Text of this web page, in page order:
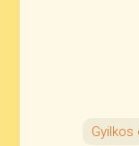
Gyilkos